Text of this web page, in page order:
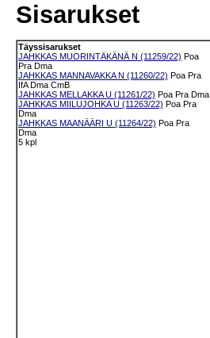
Sisarukset
Täyssisarukset
JAHKKAS MUORINTÄKÄNÄ N (11259/22) Poa
Pra Dma
JAHKKAS MANNAVAKKA N (11260/22) Poa Pra
IfA Dma CmB
JAHKKAS MELLAKKA U (11261/22) Poa Pra Dma
JAHKKAS MIILUJOHKA U (11263/22) Poa Pra
Dma
JAHKKAS MAANÄÄRI U (11264/22) Poa Pra
Dma
5 kpl